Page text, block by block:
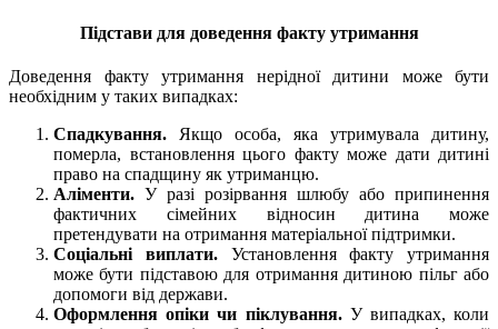
Підстави для доведення факту утримання
Доведення факту утримання нерідної дитини може бути
необхідним у таких випадках:
Спадкування. Якщо особа, яка утримувала дитину,
померла, встановлення цього факту може дати дитині
право на спадщину як утриманцю.
Аліменти. У разі розірвання шлюбу або припинення
фактичних сімейних відносин дитина може
претендувати на отримання матеріальної підтримки.
Соціальні виплати.Установлення факту утримання
може бути підставою для отримання дитиною пільг або
допомоги від держави.
Оформлення опіки чи піклування.У випадках, коли